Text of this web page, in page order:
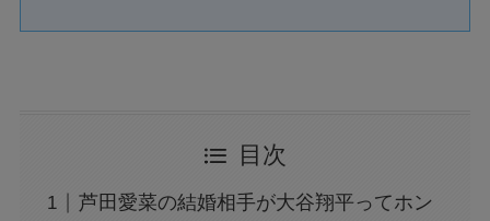
目次
芦田愛菜の結婚相手が大谷翔平ってホン